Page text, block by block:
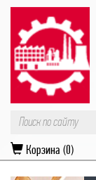
Корзина (0)